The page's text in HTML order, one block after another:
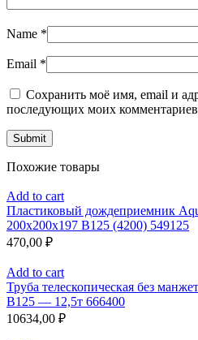
Name *
Email *
Сохранить моё имя, email и
последующих моих
Похожие товары
Add to cart
Пластиковый дождеприемник
200x200x197 B125 (4200) 549125
470,00 ₽
Add to cart
Труба телескопическая без
B125 — 12,5т 666400
10634,00 ₽